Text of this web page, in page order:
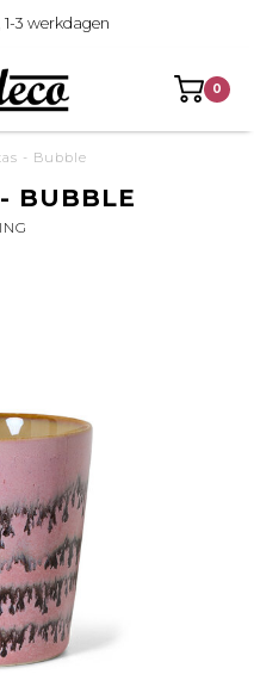
1-3 werkdagen
0
- Bubble
BUBBLE